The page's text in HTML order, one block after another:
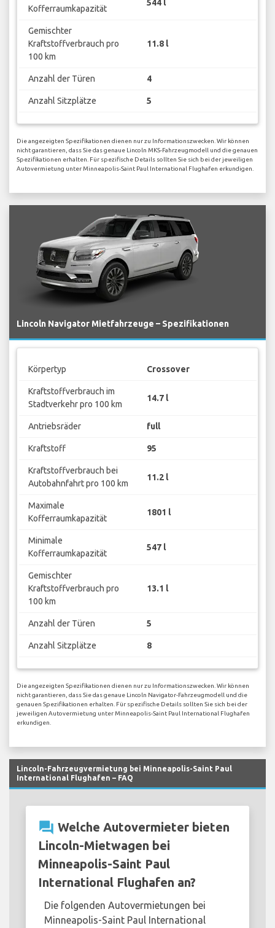
Kofferraumkapazität
544 l
Gemischter
Kraftstoffverbrauch pro
100 km
11.8 l
Anzahl der Türen 4
Anzahl Sitzplätze 5
Die angezeigten Spezifikationen dienen nur zu Informationszwecken. Wir können
nicht garantieren, dass Sie das genaue Lincoln MKS-Fahrzeugmodell und die genauen
Spezifikationen erhalten. Für spezifische Details sollten Sie sich bei der jeweiligen
Autovermietung unter Minneapolis-Saint Paul International Flughafen erkundigen.
Lincoln Navigator Mietfahrzeuge – Spezifikationen
Körpertyp Crossover
Kraftstoffverbrauch im
Stadtverkehr pro 100 km
14.7 l
Antriebsräder full
Kraftstoff 95
Kraftstoffverbrauch bei
Autobahnfahrt pro 100 km
11.2 l
Maximale
Kofferraumkapazität
1801 l
Minimale
Kofferraumkapazität
547 l
Gemischter
Kraftstoffverbrauch pro
100 km
13.1 l
Anzahl der Türen 5
Anzahl Sitzplätze 8
Die angezeigten Spezifikationen dienen nur zu Informationszwecken. Wir können
nicht garantieren, dass Sie das genaue Lincoln Navigator-Fahrzeugmodell und die
genauen Spezifikationen erhalten. Für spezifische Details sollten Sie sich bei der
jeweiligen Autovermietung unter Minneapolis-Saint Paul International Flughafen
erkundigen.
Lincoln-Fahrzeugvermietung bei Minneapolis-Saint Paul
International Flughafen – FAQ
question_answer Welche Autovermieter bieten
Lincoln-Mietwagen bei
Minneapolis-Saint Paul
International Flughafen an?
Die folgenden Autovermietungen bei
Minneapolis-Saint Paul International